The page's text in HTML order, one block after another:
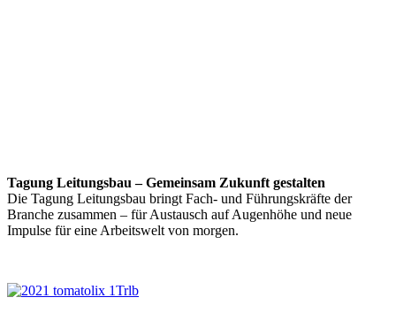
Tagung Leitungsbau – Gemeinsam Zukunft gestalten
Die Tagung Leitungsbau bringt Fach- und Führungskräfte der
Branche zusammen – für Austausch auf Augenhöhe und neue
Impulse für eine Arbeitswelt von morgen.